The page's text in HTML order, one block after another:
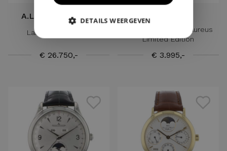
A.LANGE & SOHNE
Lange 1 Rose Gold
€ 26.750,-
Portofino Chrono Laureus
Limited Edition
€ 3.995,-
DETAILS WEERGEVEN